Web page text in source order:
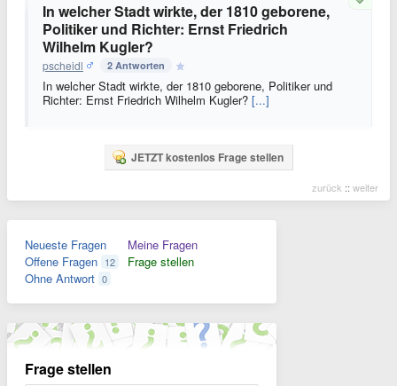
In welcher Stadt wirkte, der 1810 geborene,
Politiker und Richter: Ernst Friedrich
Wilhelm Kugler?
pscheidl 2 Antworten
In welcher Stadt wirkte, der 1810 geborene, Politiker und
Richter: Ernst Friedrich Wilhelm Kugler? [...]
JETZT kostenlos Frage stellen
zurück :: weiter
Neueste Fragen
Offene Fragen 12
Ohne Antwort 0
Meine Fragen
Frage stellen
Frage stellen